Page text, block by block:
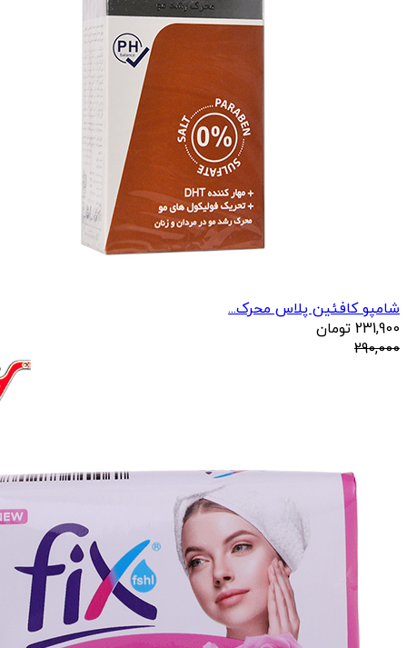
شامپو کافئین پلاس محرک...
231,900 تومان
290,000